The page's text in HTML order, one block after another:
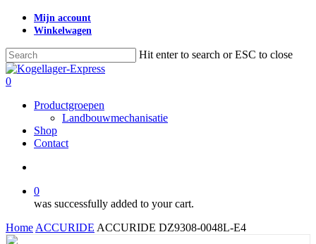
Skip
content
Mijn account
Winkelwagen
Hit enter to search or ESC to close
Close
Search
search
0
Productgroepen
Landbouwmechanisatie
Shop
Contact
0
was successfully added to your cart.
Home ACCURIDE ACCURIDE DZ9308-0048L-E4